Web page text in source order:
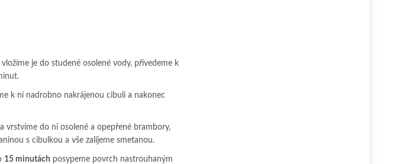
je do studené osolené vody, přivedeme k
k ní nadrobno nakrájenou cibuli a nakonec
vrstvíme do ní osolené a opepřené brambory,
s cibulkou a vše zalijeme smetanou.
15 minutách posypeme povrch nastrouhaným